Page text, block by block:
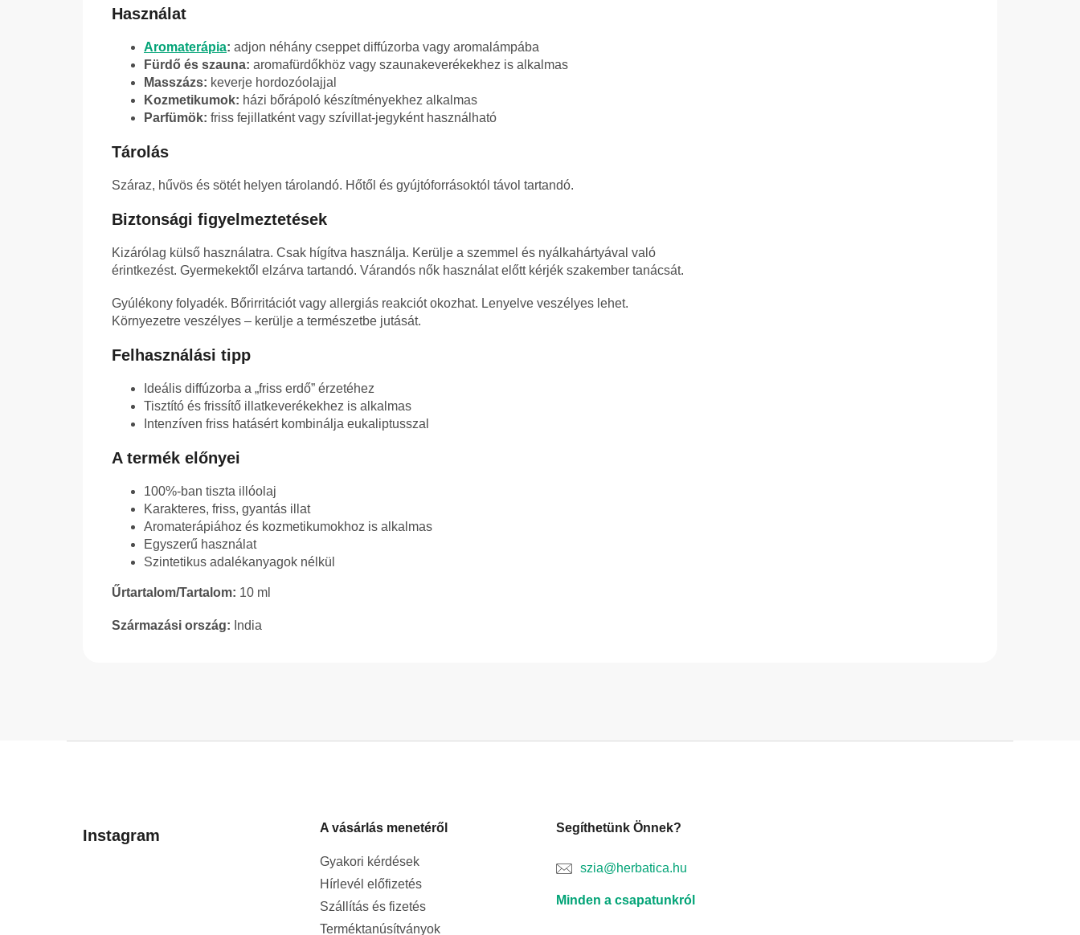
Használat
Aromaterápia: adjon néhány cseppet diffúzorba vagy aromalámpába
Fürdő és szauna: aromafürdőkhöz vagy szaunakeverékekhez is alkalmas
Masszázs: keverje hordozóolajjal
Kozmetikumok: házi bőrápoló készítményekhez alkalmas
Parfümök: friss fejillatként vagy szívillat-jegyként használható
Tárolás
Száraz, hűvös és sötét helyen tárolandó. Hőtől és gyújtóforrásoktól távol tartandó.
Biztonsági figyelmeztetések
Kizárólag külső használatra. Csak hígítva használja. Kerülje a szemmel és nyálkahártyával való
érintkezést. Gyermekektől elzárva tartandó. Várandós nők használat előtt kérjék szakember tanácsát.
Gyúlékony folyadék. Bőrirritációt vagy allergiás reakciót okozhat. Lenyelve veszélyes lehet.
Környezetre veszélyes – kerülje a természetbe jutását.
Felhasználási tipp
Ideális diffúzorba a „friss erdő” érzetéhez
Tisztító és frissítő illatkeverékekhez is alkalmas
Intenzíven friss hatásért kombinálja eukaliptusszal
A termék előnyei
100%-ban tiszta illóolaj
Karakteres, friss, gyantás illat
Aromaterápiához és kozmetikumokhoz is alkalmas
Egyszerű használat
Szintetikus adalékanyagok nélkül
Űrtartalom/Tartalom: 10 ml
Származási ország: India
Instagram A vásárlás menetéről
Gyakori kérdések
Hírlevél előfizetés
Szállítás és fizetés
Terméktanúsítványok
Segíthetünk Önnek?
szia@herbatica.hu
Minden a csapatunkról